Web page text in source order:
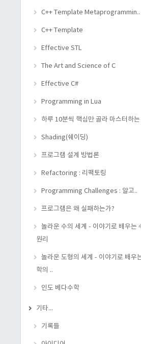
C++ Template Metaprogrammin..
C++ Template
Effective STL
The Art and Science of C
Effective C#
Programming in Lua
하루 10분씩 핵심만 골라 마스터하
Shading(쉐이딩)
프로그램 설계 방법론
Refactoring : 리팩토링
Programming Challenges : 알고..
프로그램은 왜 실패하는가?
놀라운 수의 세계 - 이야기로 배우는
원리
놀라운 도형의 세계 - 이야기로 배우
학의 ..
인도 베다수학
기타...
기록들